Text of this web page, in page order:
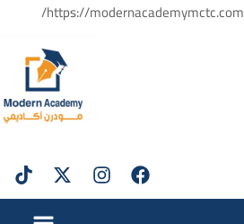
https://modernacademymctc.com/